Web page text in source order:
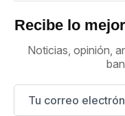
Recibe lo
Noticias, opinión,